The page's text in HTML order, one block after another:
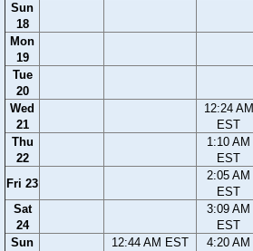
Sun
18
Mon
19
Tue
20
Wed
21
12:24 AM
EST
Thu
22
1:10 AM
EST
Fri 23
2:05 AM
EST
Sat
24
3:09 AM
EST
Sun
12:44 AM EST
4:20 AM